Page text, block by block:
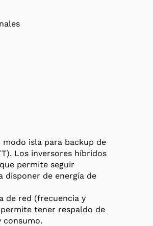
isla para backup de
Los inversores híbridos
permite seguir
disponer de energía de
de red (frecuencia y
tener respaldo de
consumo.